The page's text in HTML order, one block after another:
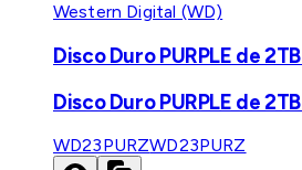
Western Digital (WD)
Disco Duro PURPLE de
Disco Duro PURPLE de
WD23PURZWD23PURZ